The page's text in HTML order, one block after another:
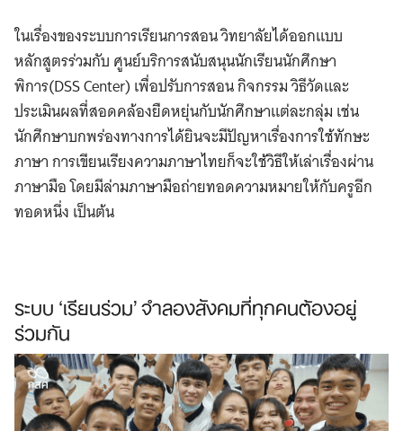
ในเรื่องของระบบการเรียนการสอน วิทยาลัยได้ออกแบบ
หลักสูตรร่วมกับ ศูนย์บริการสนับสนุนนักเรียนนักศึกษา
พิการ(DSS Center) เพื่อปรับการสอน กิจกรรม วิธีวัดและ
ประเมินผลที่สอดคล้องยืดหยุ่นกับนักศึกษาแต่ละกลุ่ม เช่น
นักศึกษาบกพร่องทางการได้ยินจะมีปัญหาเรื่องการใช้ทักษะ
ภาษา การเขียนเรียงความภาษาไทยก็จะใช้วิธีให้เล่าเรื่องผ่าน
ภาษามือ โดยมีล่ามภาษามือถ่ายทอดความหมายให้กับครูอีก
ทอดหนึ่ง เป็นต้น
ระบบ ‘เรียนร่วม’ จำลองสังคมที่ทุกคนต้องอยู่
ร่วมกัน